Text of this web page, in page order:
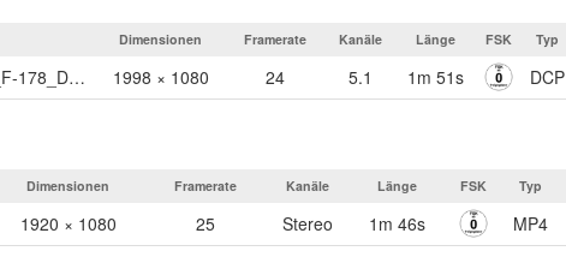
Dimensionen Framerate Kanäle Länge FSK Typ
BaumhausKoenig_TLR-1_F-178_DE-XX_51_2K_FFV_20160212_MAN_IOP_OV 1998 × 1080 24 5.1 1m 51s DCP
Dimensionen Framerate Kanäle Länge FSK Typ
1920 × 1080 25 Stereo 1m 46s MP4